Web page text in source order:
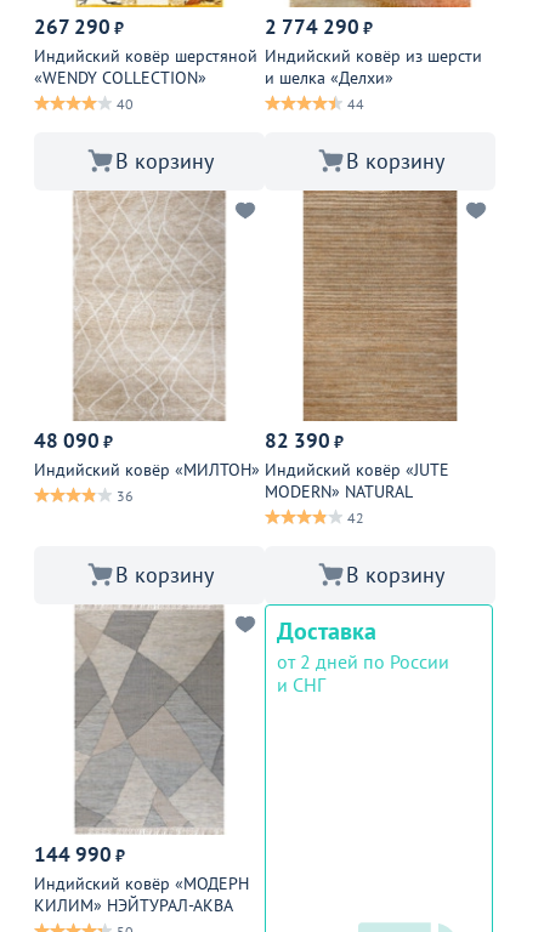
267 290 ₽
Индийский ковёр шерстяной
«WENDY COLLECTION»
40
В корзину
2 774 290 ₽
Индийский ковёр из шерсти
и шелка «Делхи»
44
В корзину
48 090 ₽
Индийский ковёр «МИЛТОН»
36
В корзину
82 390 ₽
Индийский ковёр «JUTE
MODERN» NATURAL
42
В корзину
144 990 ₽
Индийский ковёр «МОДЕРН
КИЛИМ» НЭЙТУРАЛ-АКВА
Доставка
от 2 дней по России
и СНГ